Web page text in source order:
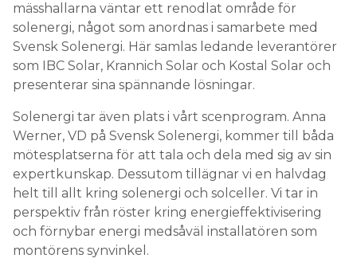
mässhallarna väntar ett renodlat område för
solenergi, något som anordnas i samarbete med
Svensk Solenergi. Här samlas ledande leverantörer
som IBC Solar, Krannich Solar och Kostal Solar och
presenterar sina spännande lösningar.
Solenergi tar även plats i vårt scenprogram. Anna
Werner, VD på Svensk Solenergi, kommer till båda
mötesplatserna för att tala och dela med sig av sin
expertkunskap. Dessutom tillägnar vi en halvdag
helt till allt kring solenergi och solceller. Vi tar in
perspektiv från röster kring energieffektivisering
och förnybar energi medsåväl installatören som
montörens synvinkel.